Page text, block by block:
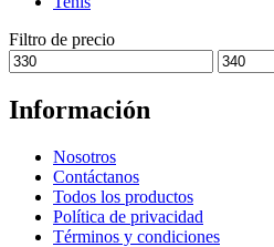
Filtro de precio
Precio
mínimo
Precio
máximo
Información
Nosotros
Contáctanos
Todos los productos
Política de privacidad
Términos y condiciones